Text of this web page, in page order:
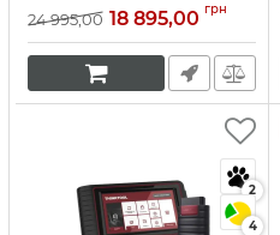
Артикул:10049
24 995,00 18 895,00 грн
2
4